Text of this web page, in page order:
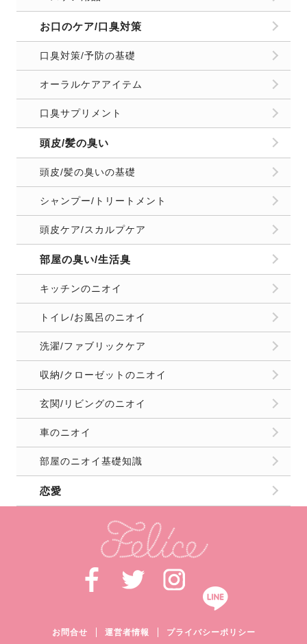
お口のケア/口臭対策
口臭対策/予防の基礎
オーラルケアアイテム
口臭サプリメント
頭皮/髪の臭い
頭皮/髪の臭いの基礎
シャンプー/トリートメント
頭皮ケア/スカルプケア
部屋の臭い/生活臭
キッチンのニオイ
トイレ/お風呂のニオイ
洗濯/ファブリックケア
収納/クローゼットのニオイ
玄関/リビングのニオイ
車のニオイ
部屋のニオイ基礎知識
恋愛
お問合せ 運営者情報 プライバシーポリシー